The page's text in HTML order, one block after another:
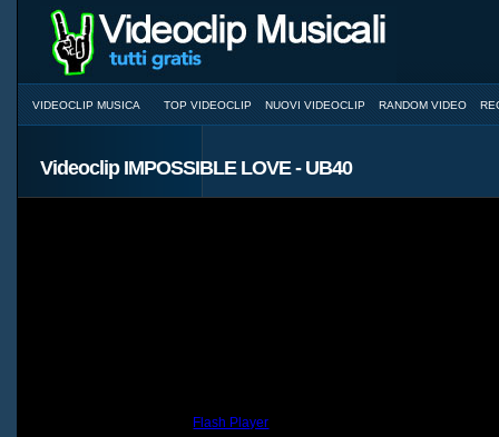
VIDEOCLIP MUSICA TOP VIDEOCLIP NUOVI VIDEOCLIP RANDOM VIDEO
Videoclip IMPOSSIBLE LOVE - UB40
Flash Player